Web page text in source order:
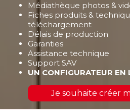
Médiathèque photos &
Fiches produits &
téléchargement
Délais de production
Garanties
Assistance technique
Support SAV
UN CONFIGURATEUR EN
Je souhaite créer